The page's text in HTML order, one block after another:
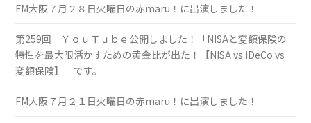
FM大阪７月２８日火曜日の赤maru！に出演しました！
第259回 ＹｏｕＴｕｂｅ公開しました！「NISAと変額保険の
特性を最大限活かすための黄金比が出た！【NISA vs iDeCo vs
変額保険】」です。
FM大阪７月２１日火曜日の赤maru！に出演しました！